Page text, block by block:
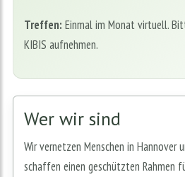
Treffen: Einmal im Monat virtuell.
KIBIS aufnehmen.
Wer wir sind
Wir vernetzen Menschen in Hannover
schaffen einen geschützten Rahmen